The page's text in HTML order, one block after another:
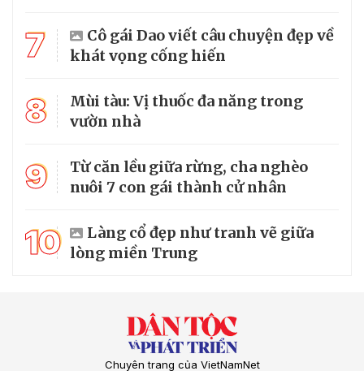
7
Cô gái Dao viết câu chuyện đẹp về
khát vọng cống hiến
8
Mùi tàu: Vị thuốc đa năng trong
vườn nhà
9
Từ căn lều giữa rừng, cha nghèo
nuôi 7 con gái thành cử nhân
10
Làng cổ đẹp như tranh vẽ giữa
lòng miền Trung
Chuyên trang của VietNamNet